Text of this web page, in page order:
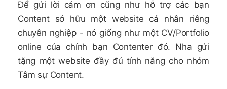
Để gửi lời cảm ơn cũng như hỗ trợ các bạn
Content sở hữu một website cá nhân riêng
chuyên nghiệp - nó giống như một CV/Portfolio
online của chính bạn Contenter đó. Nha gửi
tặng một website đầy đủ tính năng cho nhóm
Tâm sự Content.